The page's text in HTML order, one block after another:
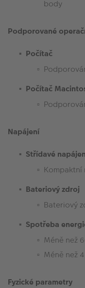
body
Podporované
Počítač
Počítač
Napájení
Střídavé
Kompaktní
Bateriový zdroj
Bateriový
Spotřeba
Méně než
Méně než
Fyzické parametry